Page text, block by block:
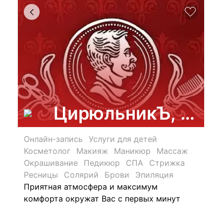
ЦирюльникЪ,
Онлайн-запись
Услуги для детей
Косметолог
Макияж Маникюр
Массаж
Окрашивание
Педикюр СПА
Стрижка
Ресницы
Солярий Брови
Эпиляция
Приятная атмосфера и максимум
комфорта окружат Вас с первых минут